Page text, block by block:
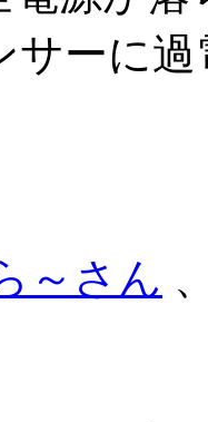
サーに
～さん